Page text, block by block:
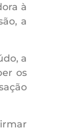
à
a
a
os